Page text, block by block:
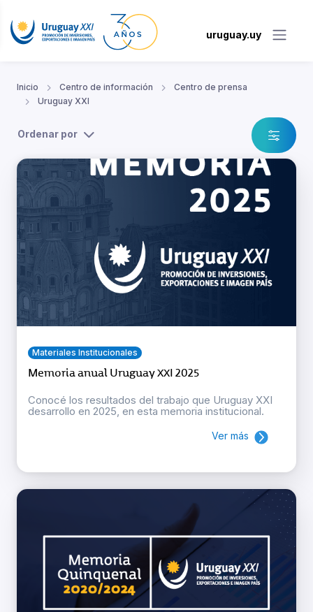
uruguay.uy
Inicio Centro de información
Centro de prensa
Uruguay XXI
Ordenar por
Materiales Institucionales
Memoria anual Uruguay XXI 2025
Conocé los resultados del trabajo que Uruguay XXI
desarrollo en 2025, en esta memoria institucional.
Ver más